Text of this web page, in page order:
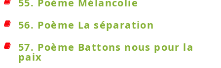
55. Poème Mélancolie
56. Poème La séparation
57. Poème Battons nous pour la
paix